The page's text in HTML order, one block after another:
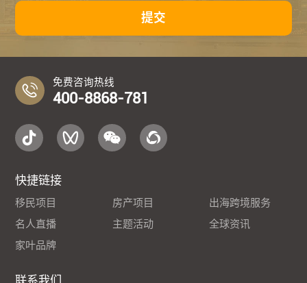
提交
免费咨询热线
400-8868-781
快捷链接
移民项目 房产项目
出海跨境服务
名人直播
主题活动
全球资讯
家叶品牌